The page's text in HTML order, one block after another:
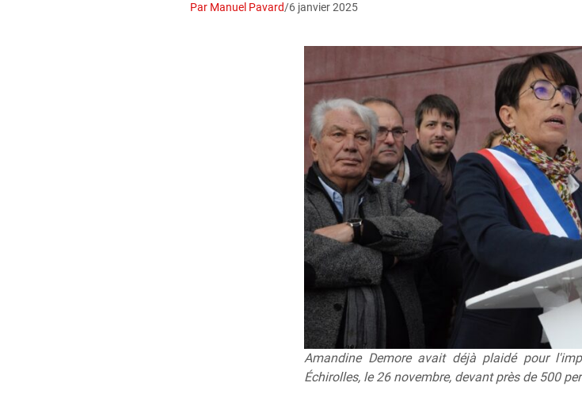
Par Manuel Pavard/6 janvier 2025
Amandine Demore avait déjà plaidé pour
Échirolles, le 26 novembre, devant près de 500